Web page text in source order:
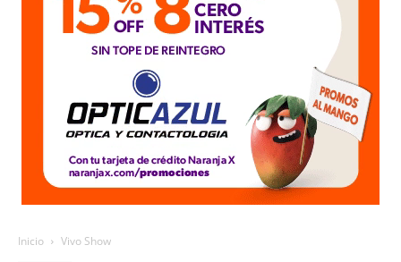
Inicio Vivo Show